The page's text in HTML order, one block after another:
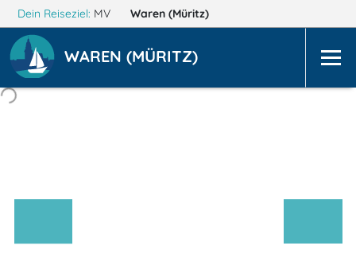
Dein Reiseziel: MV Waren (Müritz)
WAREN (MÜRITZ)